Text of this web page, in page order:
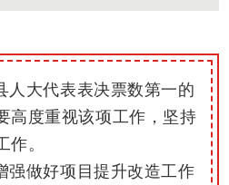
人大代表表决票数第一的
高度重视该项工作，坚持
。
强做好项目提升改造工作